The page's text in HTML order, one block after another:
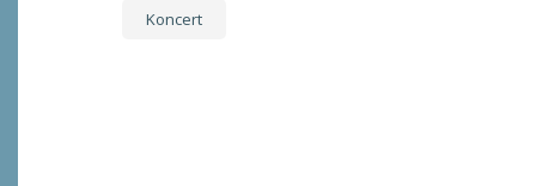
Koncert